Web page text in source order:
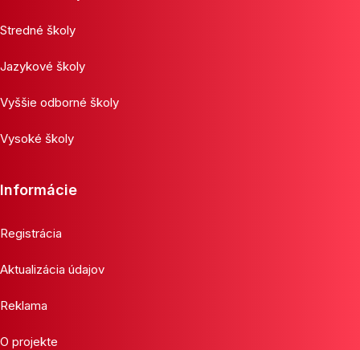
Stredné školy
Jazykové školy
Vyššie odborné školy
Vysoké školy
Informácie
Registrácia
Aktualizácia údajov
Reklama
O projekte